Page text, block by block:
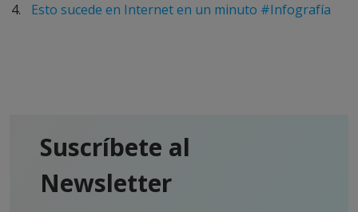
Esto sucede en Internet en un minuto #Infografía
Suscríbete al
Newsletter